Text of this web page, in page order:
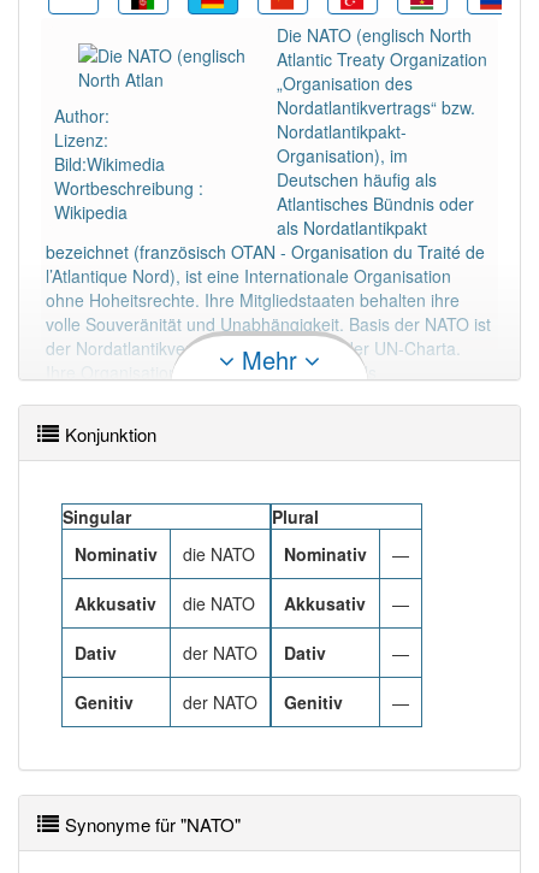
PowerIndex:2
Häufigkeit: 6 von 10
Wörter mit Endung
Wörter mit Endung
aber mit einem anderen
Artikel: 4
87% unserer Spielapp-Nutzer haben den Artikel
korrekt erraten.
Author:
Lizenz:
Bild:Wikimedia
Wortbeschreibung :
Wikipedia
Die NATO (englisch North
Atlantic Treaty Organization
„Organisation des
Nordatlantikvertrags“ bzw.
Nordatlantikpakt-
Organisation), im
Deutschen häufig als
Atlantisches Bündnis oder
als Nordatlantikpakt
bezeichnet (französisch OTAN - Organisation du Traité de
l’Atlantique Nord), ist eine Internationale Organisation
ohne Hoheitsrechte. Ihre Mitgliedstaaten behalten ihre
volle Souveränität und Unabhängigkeit. Basis der NATO ist
der Nordatlantikvertrag nach Artikel 51 der UN-Charta.
Ihre Organisation versteht sich nicht nur als
politische Organisation von 29 europäischen und
nordamerikanischen Mitgliedstaaten mit dem Ziel eigener
Mehr
Konjunktion
Singular
Nominativ
die NATO
Akkusativ die NATO
Dativ der NATO
Genitiv der NATO
Plural
Nominativ
—
Akkusativ —
Dativ —
Genitiv —
Synonyme für "NATO"